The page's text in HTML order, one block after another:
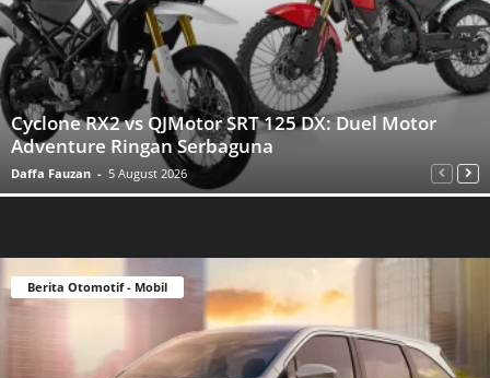
Cyclone RX2 vs QJMotor SRT 125 DX: Duel Motor
Adventure Ringan Serbaguna
Daffa Fauzan - 5 August 2026
Berita Otomotif - Mobil